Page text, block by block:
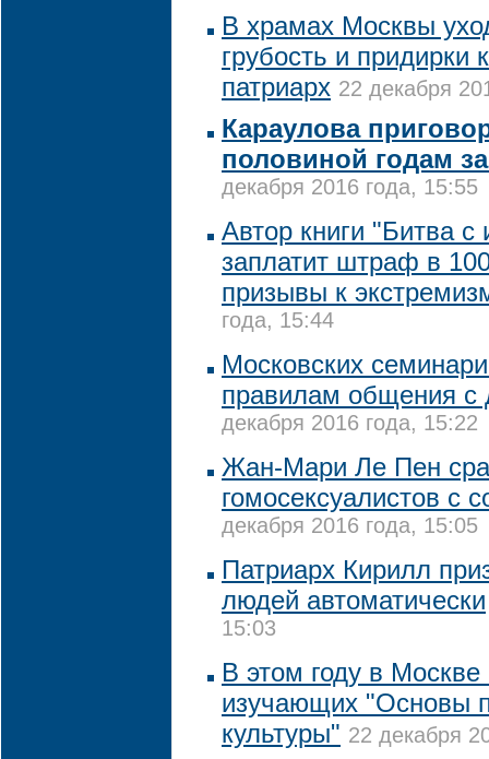
В храмах Москвы
грубость и придирки
патриарх 22 декабря
Караулова
половиной годам
декабря 2016 года, 15:55
Автор книги "Битва с
заплатит штраф в
призывы к
года, 15:44
Московских
правилам общения с
декабря 2016 года, 15:22
Жан-Мари Ле Пен
гомосексуалистов с
декабря 2016 года, 15:05
Патриарх Кирилл
людей автоматически
15:03
В этом году в
изучающих "Основы
культуры" 22 декабря